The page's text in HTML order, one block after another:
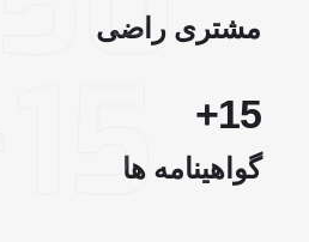
مشتری راضی
15+ 15
+
گواهینامه ها